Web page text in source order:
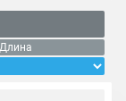
200
500
1000
Длина